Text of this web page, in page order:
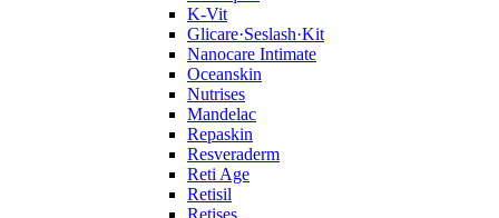
K-Vit
Glicare·Seslash·Kit
Nanocare Intimate
Oceanskin
Nutrises
Mandelac
Repaskin
Resveraderm
Reti Age
Retisil
Retises